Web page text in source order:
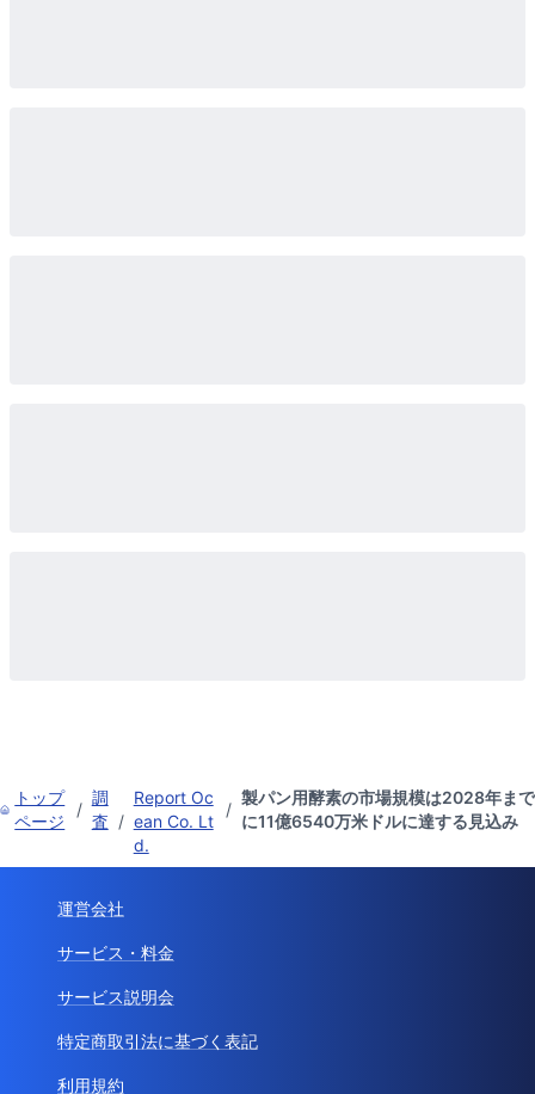
トップ
ページ
/
調
査 /
Report Oc
ean Co. Lt
d.
/
製パン用酵素の市場規模は2028年まで
に11億6540万米ドルに達する見込み
運営会社
サービス・料金
サービス説明会
特定商取引法に基づく表記
利用規約